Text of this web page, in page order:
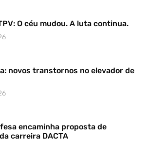
O céu mudou. A luta continua.
novos transtornos no elevador de
encaminha proposta de
carreira DACTA